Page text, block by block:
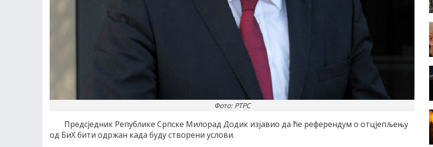
Фото: РТРС
Предсједник Републике Српске Милорад Додик изјавио да ће референдум о отцјепљењу
од БиХ бити одржан када буду створени услови.